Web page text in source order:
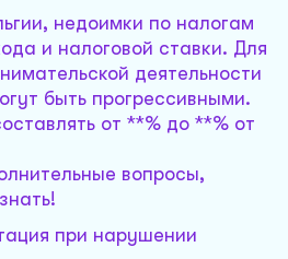
недоимки по налогам
и налоговой ставки. Для
деятельности
быть прогрессивными.
от **% до **% от
вопросы,
при нарушении